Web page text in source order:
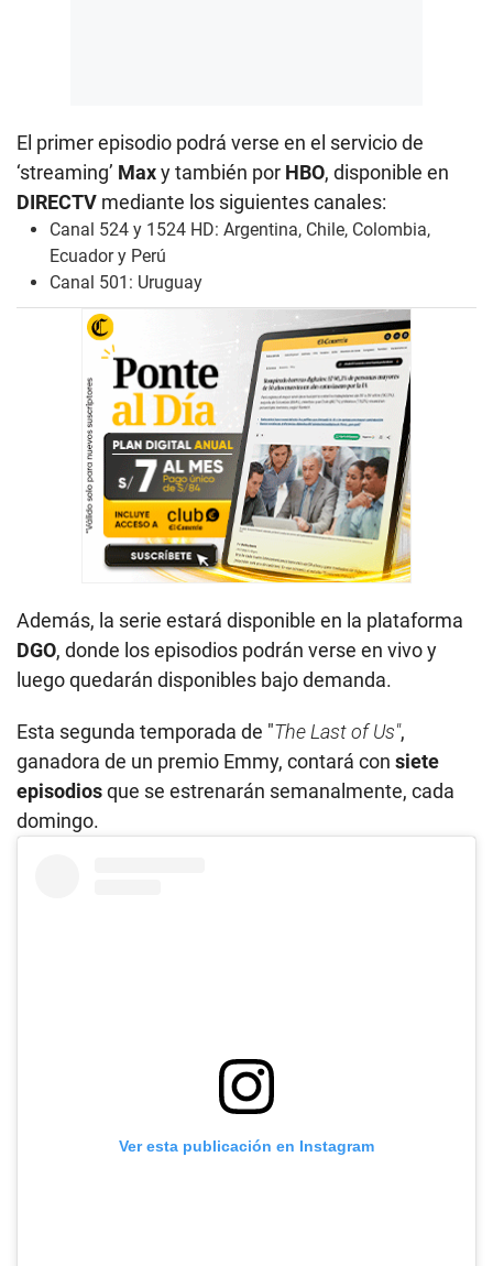
El primer episodio podrá verse en el servicio de
‘streaming’ Maxy también por HBO, disponible en
DIRECTV mediante los siguientes canales:
Canal 524 y 1524 HD: Argentina, Chile, Colombia,
Ecuador y Perú
Canal 501: Uruguay
Además, la serie estará disponible en la plataforma
DGO, donde los episodios podrán verse en vivo y
luego quedarán disponibles bajo demanda.
Esta segunda temporada de "The Last of Us",
ganadora de un premio Emmy, contará con siete
episodiosque se estrenarán semanalmente, cada
domingo.
Ver esta publicación en Instagram